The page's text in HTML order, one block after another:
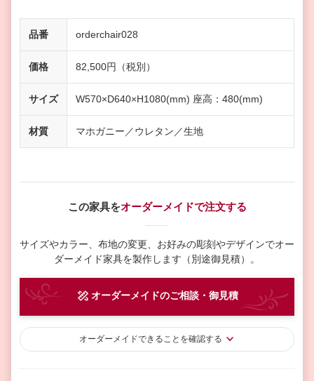
品番 orderchair028
価格 82,500円（税別）
サイズ W570×D640×H1080(mm) 座高：480(mm)
材質 マホガニー／ウレタン／生地
この家具をオーダーメイドで注文する
サイズやカラー、布地の変更、お好みの彫刻やデザインでオー
ダーメイド家具を製作します（別途御見積）。
オーダーメイドのご相談・御見積
オーダーメイドできることを確認する